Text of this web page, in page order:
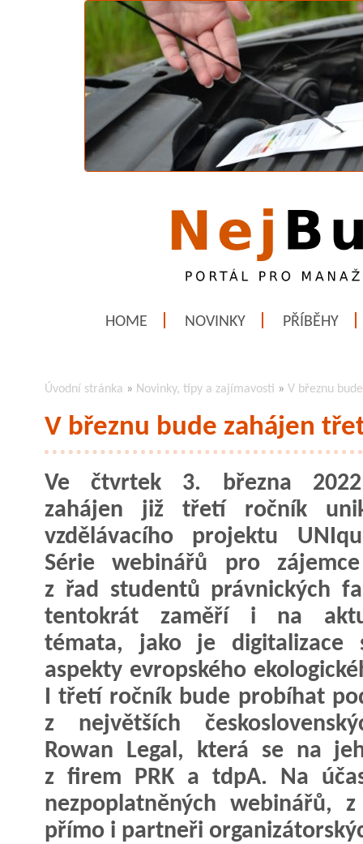
HOME NOVINKY PŘÍBĚHY
Úvodní stránka » Novinky, tipy a zajímavosti » V březnu
V březnu bude zahájen
Ve čtvrtek 3. března
zahájen již třetí ročník
vzdělávacího projektu
Série webinářů pro
z řad studentů právnických
tentokrát zaměří i na
témata, jako je digitalizace
aspekty evropského
I třetí ročník bude probíhat
z největších
Rowan Legal, která se na
z firem PRK a tdpA. Na
nezpoplatněných webinářů,
přímo i partneři